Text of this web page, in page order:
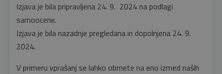
Izjava je bila pripravljena 24. 9. 2024 na podlagi
samoocene.
Izjava je bila nazadnje pregledana in dopolnjena 24. 9.
2024.
V primeru vprašanj se lahko obrnete na eno izmed naših